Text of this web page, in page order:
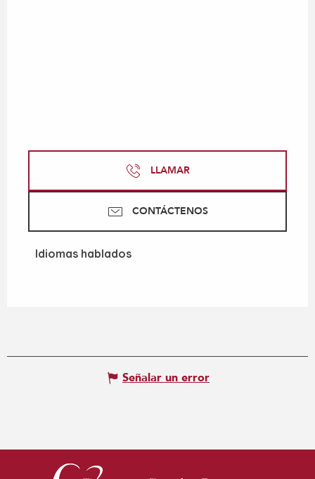
LLAMAR
CONTÁCTENOS
Idiomas hablados
Idiomas hablados
Señalar un error